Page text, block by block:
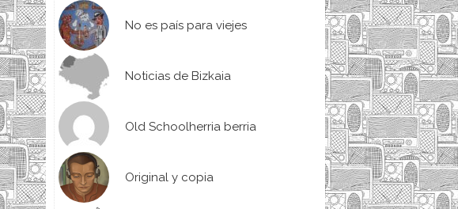
No es país para viejes
Noticias de Bizkaia
Old Schoolherria berria
Original y copia